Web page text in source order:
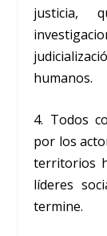
justicia,
humanos.
4. Todos
por los
territorios
líderes
termine.